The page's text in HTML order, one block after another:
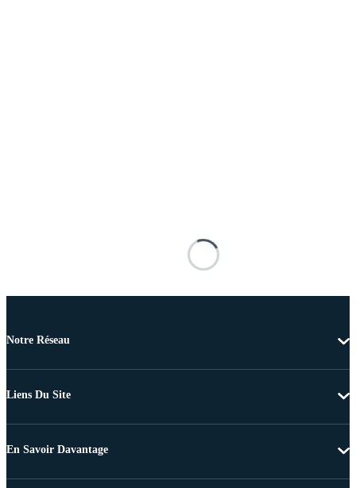
Notre Réseau
Liens Du Site
En Savoir Davantage